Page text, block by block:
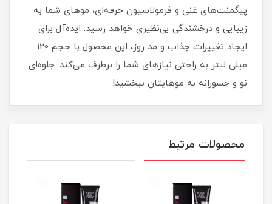
پیگمنت‌های غنی و فرمولاسیون حرفه‌ای، موهای شما به
زیبایی و درخشندگی بی‌نظیری خواهد رسید. ایده‌آل برای
ایجاد تغییرات جذاب و مد روز، این محصول با حجم 120
میلی لیتر به راحتی نیازهای شما را برطرف می‌کند. جلوه‌ای
نو و جسورانه به موهایتان ببخشید!
محصولات مرتبط